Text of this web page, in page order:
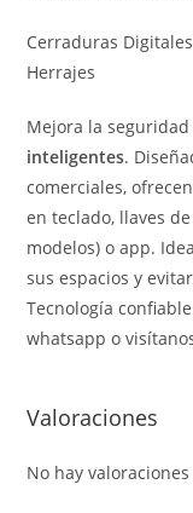
Cerraduras
Herrajes
Mejora la
inteligentes.
comerciales,
en teclado, llaves
modelos) o app.
sus espacios y
Tecnología
whatsapp o
Valoraciones
No hay